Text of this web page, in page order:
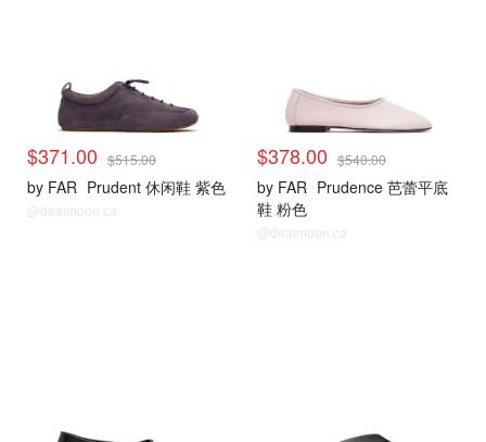
$371.00 $515.00
by FAR Prudent 休闲鞋 紫色
@dealmoon.ca
$378.00 $540.00
by FAR Prudence 芭蕾平底
鞋 粉色
@dealmoon.ca